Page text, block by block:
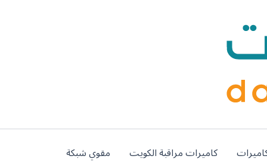
كاميرات مراقبة الكويت مقوي شبكة